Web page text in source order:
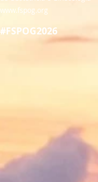
www.fspog.org
#FSPOG2026